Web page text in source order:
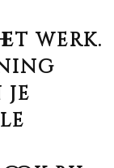
werk.
je